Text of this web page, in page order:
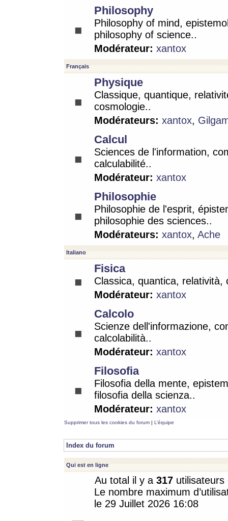
Philosophy
Philosophy of mind,
philosophy of science..
Modérateur: xantox
Français
Physique
Classique, quantique,
cosmologie..
Modérateurs: xantox,
Calcul
Sciences de l'information,
calculabilité..
Modérateur: xantox
Philosophie
Philosophie de l'esprit,
philosophie des sciences..
Modérateurs: xantox, Ache
Italiano
Fisica
Classica, quantica, relatività,
Modérateur: xantox
Calcolo
Scienze dell'informazione,
calcolabilità..
Modérateur: xantox
Filosofia
Filosofia della mente,
filosofia della scienza..
Modérateur: xantox
Supprimer tous les cookies du forum | L’équipe
Index du forum
Qui est en ligne
Au total il y a 317
Le nombre maximum
le 29 Juillet 2026 16:08